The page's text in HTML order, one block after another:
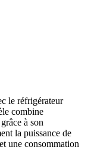
le réfrigérateur
combine
à son
la puissance de
une consommation